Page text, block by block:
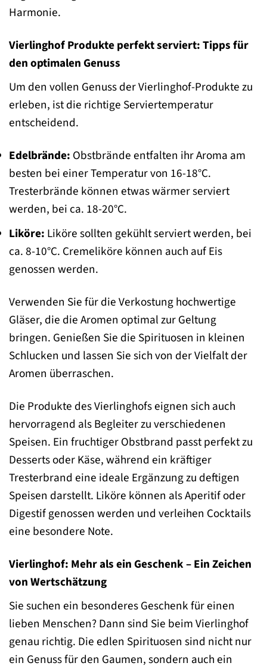
Harmonie.
Vierlinghof Produkte perfekt serviert: Tipps für
den optimalen Genuss
Um den vollen Genuss der Vierlinghof-Produkte zu
erleben, ist die richtige Serviertemperatur
entscheidend.
Edelbrände: Obstbrände entfalten ihr Aroma am
besten bei einer Temperatur von 16-18°C.
Tresterbrände können etwas wärmer serviert
werden, bei ca. 18-20°C.
Liköre: Liköre sollten gekühlt serviert werden, bei
ca. 8-10°C. Cremeliköre können auch auf Eis
genossen werden.
Verwenden Sie für die Verkostung hochwertige
Gläser, die die Aromen optimal zur Geltung
bringen. Genießen Sie die Spirituosen in kleinen
Schlucken und lassen Sie sich von der Vielfalt der
Aromen überraschen.
Die Produkte des Vierlinghofs eignen sich auch
hervorragend als Begleiter zu verschiedenen
Speisen. Ein fruchtiger Obstbrand passt perfekt zu
Desserts oder Käse, während ein kräftiger
Tresterbrand eine ideale Ergänzung zu deftigen
Speisen darstellt. Liköre können als Aperitif oder
Digestif genossen werden und verleihen Cocktails
eine besondere Note.
Vierlinghof: Mehr als ein Geschenk – Ein Zeichen
von Wertschätzung
Sie suchen ein besonderes Geschenk für einen
lieben Menschen? Dann sind Sie beim Vierlinghof
genau richtig. Die edlen Spirituosen sind nicht nur
ein Genuss für den Gaumen, sondern auch ein